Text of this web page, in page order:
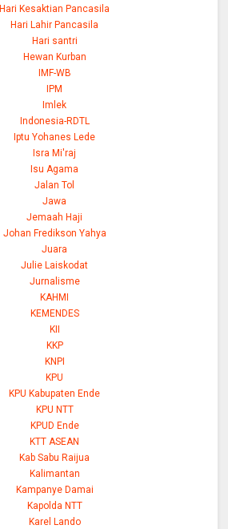
Hari Kesaktian Pancasila
Hari Lahir Pancasila
Hari santri
Hewan Kurban
IMF-WB
IPM
Imlek
Indonesia-RDTL
Iptu Yohanes Lede
Isra Mi'raj
Isu Agama
Jalan Tol
Jawa
Jemaah Haji
Johan Fredikson Yahya
Juara
Julie Laiskodat
Jurnalisme
KAHMI
KEMENDES
KII
KKP
KNPI
KPU
KPU Kabupaten Ende
KPU NTT
KPUD Ende
KTT ASEAN
Kab Sabu Raijua
Kalimantan
Kampanye Damai
Kapolda NTT
Karel Lando